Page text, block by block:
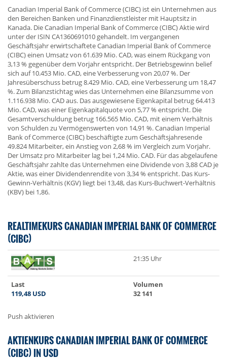
Canadian Imperial Bank of Commerce (CIBC) ist ein Unternehmen aus
den Bereichen Banken und Finanzdienstleister mit Hauptsitz in
Kanada. Die Canadian Imperial Bank of Commerce (CIBC) Aktie wird
unter der ISIN CA1360691010 gehandelt. Im vergangenen
Geschäftsjahr erwirtschaftete Canadian Imperial Bank of Commerce
(CIBC) einen Umsatz von 61.639 Mio. CAD, was einem Rückgang von
3,13 % gegenüber dem Vorjahr entspricht. Der Betriebsgewinn belief
sich auf 10.453 Mio. CAD, eine Verbesserung von 20,07 %. Der
Jahresüberschuss betrug 8.429 Mio. CAD, eine Verbesserung um 18,47
%. Zum Bilanzstichtag wies das Unternehmen eine Bilanzsumme von
1.116.938 Mio. CAD aus. Das ausgewiesene Eigenkapital betrug 64.413
Mio. CAD, was einer Eigenkapitalquote von 5,77 % entspricht. Die
Gesamtverschuldung betrug 166.565 Mio. CAD, mit einem Verhältnis
von Schulden zu Vermögenswerten von 14,91 %. Canadian Imperial
Bank of Commerce (CIBC) beschäftigte zum Geschäftsjahresende
49.824 Mitarbeiter, ein Anstieg von 2,68 % im Vergleich zum Vorjahr.
Der Umsatz pro Mitarbeiter lag bei 1,24 Mio. CAD. Für das abgelaufene
Geschäftsjahr zahlte das Unternehmen eine Dividende von 3,88 CAD je
Aktie, was einer Dividendenrendite von 3,34 % entspricht. Das Kurs-
Gewinn-Verhältnis (KGV) liegt bei 13,48, das Kurs-Buchwert-Verhältnis
(KBV) bei 1,86.
REALTIMEKURS CANADIAN IMPERIAL BANK OF COMMERCE
(CIBC)
21:35 Uhr
Last
119,48 USD
Volumen
32 141
Push aktivieren
AKTIENKURS CANADIAN IMPERIAL BANK OF COMMERCE
(CIBC) IN USD